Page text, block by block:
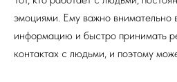
эмоциями. Ему важно внимательно
информацию и быстро принимать
контактах с людьми, и поэтому